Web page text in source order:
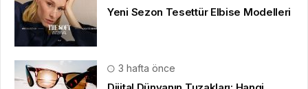
Yeni Sezon Tesettür Elbise Modelleri
3 hafta önce